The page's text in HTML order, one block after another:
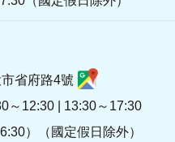
省府路4號
～12:30 | 13:30～17:30
）（國定假日除外）